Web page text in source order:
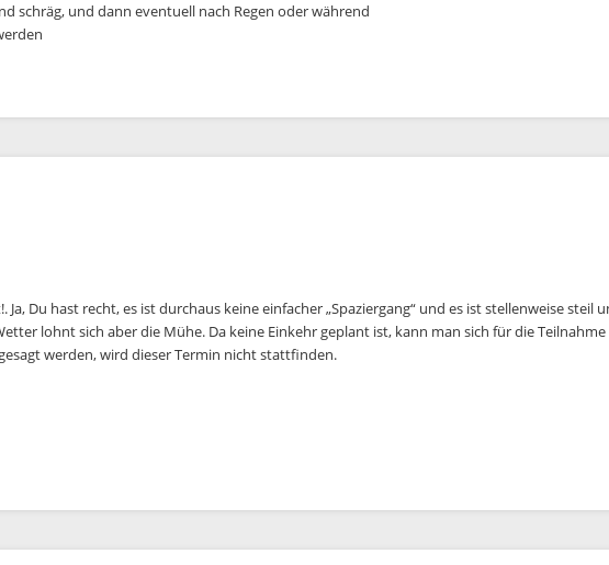
schräg, und dann eventuell nach Regen oder während
Ja, Du hast recht, es ist durchaus keine einfacher „Spaziergang“ und es ist stellenweise steil
lohnt sich aber die Mühe. Da keine Einkehr geplant ist, kann man sich für die
werden, wird dieser Termin nicht stattfinden.